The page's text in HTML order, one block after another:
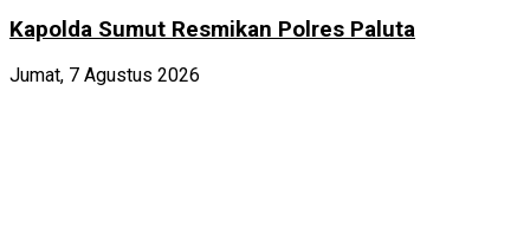
Kapolda Sumut Resmikan Polres Paluta
Jumat, 7 Agustus 2026